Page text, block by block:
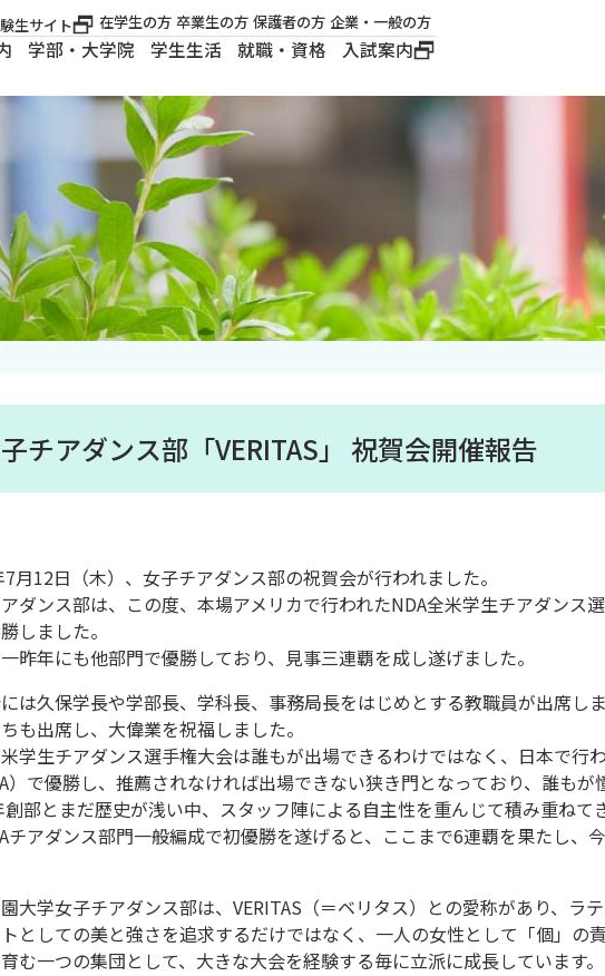
生サイト 在学生の方 卒業生の方 保護者の方 企業・一般の方
学部・大学院 学生生活 就職・資格 入試案内
大学案内
建学の精神
ロゴマーク・公式キ
ャラクター
チアダンス部「VERITAS」 祝賀会開催報告
月12日（木）、女子チアダンス部の祝賀会が行われました。
ダンス部は、この度、本場アメリカで行われたNDA全米学生チアダンス
しました。
昨年にも他部門で優勝しており、見事三連覇を成し遂げました。
は久保学長や学部長、学科長、事務局長をはじめとする教職員が出席し
も出席し、大偉業を祝福しました。
学生チアダンス選手権大会は誰もが出場できるわけではなく、日本で行
）で優勝し、推薦されなければ出場できない狭き門となっており、誰もが
創部とまだ歴史が浅い中、スタッフ陣による自主性を重んじて積み重ね
チアダンス部門一般編成で初優勝を遂げると、ここまで6連覇を果たし、
大学女子チアダンス部は、VERITAS（＝ベリタス）との愛称があり、ラ
としての美と強さを追求するだけではなく、一人の女性として「個」の
む一つの集団として、大きな大会を経験する毎に立派に成長しています。